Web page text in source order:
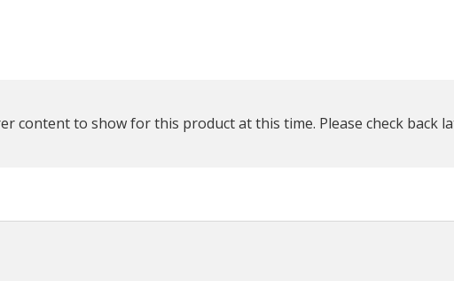
content to show for this product at this time. Please check back